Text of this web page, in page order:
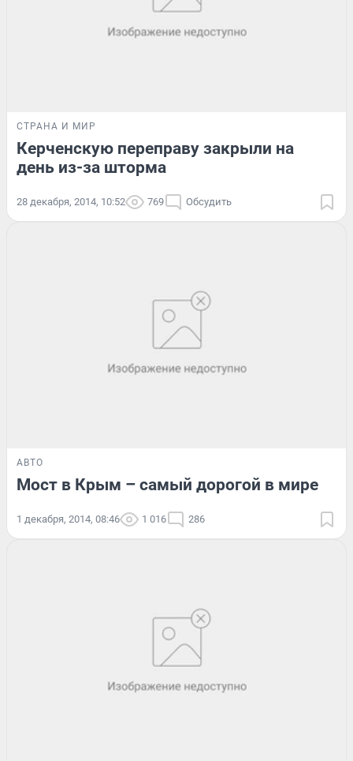
СТРАНА И МИР
Керченскую переправу закрыли на
день из-за шторма
28 декабря, 2014, 10:52 769 Обсудить
АВТО
Мост в Крым – самый дорогой в мире
1 декабря, 2014, 08:46 1 016 286